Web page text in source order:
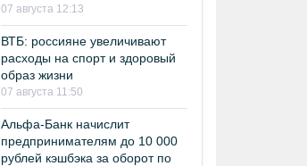
07 августа 12:13
ВТБ: россияне увеличивают
расходы на спорт и здоровый
образ жизни
07 августа 11:50
Альфа-Банк начислит
предпринимателям до 10 000
рублей кэшбэка за оборот по